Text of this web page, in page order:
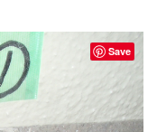
Save